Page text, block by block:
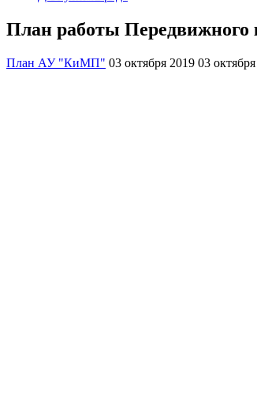
План работы Передвижного
План АУ "КиМП" 03 октября 2019 03